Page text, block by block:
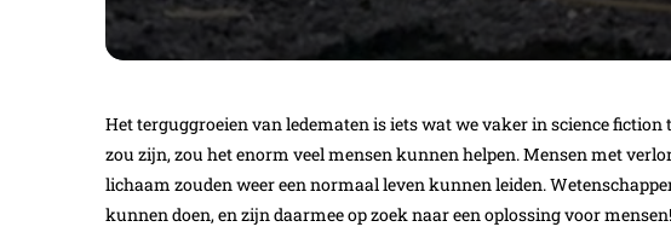
Het terguggroeien van ledematen is iets wat we vaker in science
zou zijn, zou het enorm veel mensen kunnen helpen. Mensen met
lichaam zouden weer een normaal leven kunnen leiden.
kunnen doen, en zijn daarmee op zoek naar een oplossing voor